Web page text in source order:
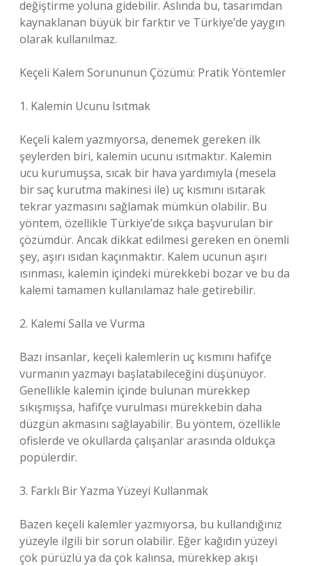
değiştirme yoluna gidebilir. Aslında bu, tasarımdan
kaynaklanan büyük bir farktır ve Türkiye’de yaygın
olarak kullanılmaz.
Keçeli Kalem Sorununun Çözümü: Pratik Yöntemler
1. Kalemin Ucunu Isıtmak
Keçeli kalem yazmıyorsa, denemek gereken ilk
şeylerden biri, kalemin ucunu ısıtmaktır. Kalemin
ucu kurumuşsa, sıcak bir hava yardımıyla (mesela
bir saç kurutma makinesi ile) uç kısmını ısıtarak
tekrar yazmasını sağlamak mümkün olabilir. Bu
yöntem, özellikle Türkiye’de sıkça başvurulan bir
çözümdür. Ancak dikkat edilmesi gereken en önemli
şey, aşırı ısıdan kaçınmaktır. Kalem ucunun aşırı
ısınması, kalemin içindeki mürekkebi bozar ve bu da
kalemi tamamen kullanılamaz hale getirebilir.
2. Kalemi Salla ve Vurma
Bazı insanlar, keçeli kalemlerin uç kısmını hafifçe
vurmanın yazmayı başlatabileceğini düşünüyor.
Genellikle kalemin içinde bulunan mürekkep
sıkışmışsa, hafifçe vurulması mürekkebin daha
düzgün akmasını sağlayabilir. Bu yöntem, özellikle
ofislerde ve okullarda çalışanlar arasında oldukça
popülerdir.
3. Farklı Bir Yazma Yüzeyi Kullanmak
Bazen keçeli kalemler yazmıyorsa, bu kullandığınız
yüzeyle ilgili bir sorun olabilir. Eğer kağıdın yüzeyi
çok pürüzlü ya da çok kalınsa, mürekkep akışı